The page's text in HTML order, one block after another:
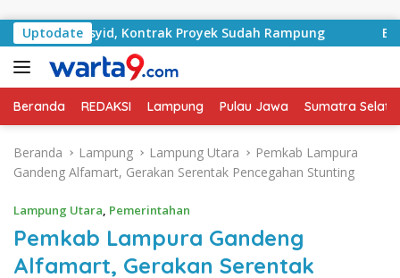
Uptodate
Basyid, Kontrak Proyek Sudah Rampung Bulan
Beranda REDAKSI Lampung Pulau Jawa Sumatra
Beranda Lampung Lampung Utara
Pemkab Lampura
Gandeng Alfamart, Gerakan Serentak Pencegahan Stunting
Lampung Utara, Pemerintahan
Pemkab Lampura Gandeng
Alfamart, Gerakan Serentak